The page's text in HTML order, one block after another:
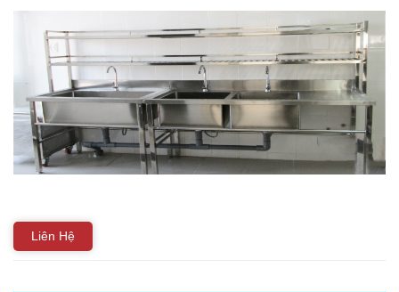
Liên Hệ
MÁY CHẾ BIẾN NÔNG SẢN
THIẾT BỊ LÀM ĐỒ ĂN NHANH
THIẾT BỊ LÀM BÁNH